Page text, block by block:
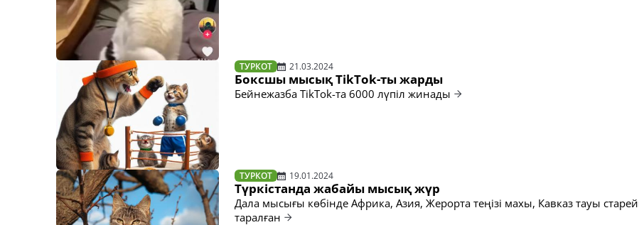
ТУРКОТ 21.03.2024
Боксшы мысық TikTok-ты жарды
Бейнежазба TikTok-та 6000 лүпіл жинады
ТУРКОТ 19.01.2024
Түркістанда жабайы мысық жүр
Дала мысығы көбінде Африка, Азия, Жерорта теңізі махы, Кавказ тауы
таралған